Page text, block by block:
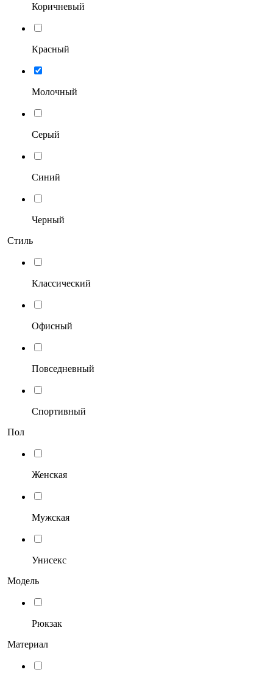
Коричневый
Красный
Молочный
Серый
Синий
Черный
Стиль
Классический
Офисный
Повседневный
Спортивный
Пол
Женская
Мужская
Унисекс
Модель
Рюкзак
Материал